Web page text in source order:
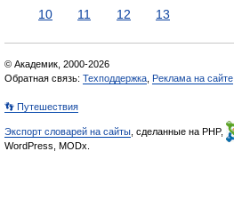
10
11 12 13
© Академик, 2000-2026
Обратная связь: Техподдержка Реклама на сайте
👣 Путешествия
Экспорт словарей на сайты , сделанные на PHP,
WordPress, MODx.